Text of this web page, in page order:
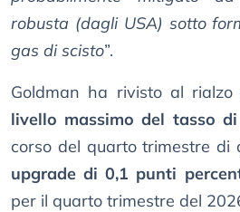
robusta (dagli USA) sotto
gas di scisto”.
Goldman ha rivisto al rialzo
livello massimo del tasso
corso del quarto trimestre di
upgrade di 0,1 punti
per il quarto trimestre del